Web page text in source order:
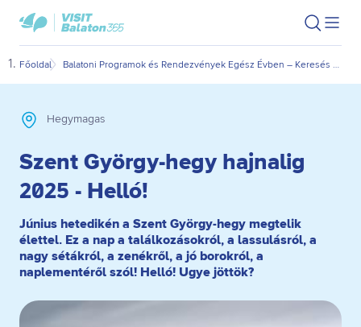
Ugrás
fő
Ugrás
oldal
VisitBalaton365
kezdőlap
Keresés
Főoldal Balatoni Programok és Rendezvények Egész Évben – Keresés Dátum és Kategória Szerint
Hegymagas
Szent György-hegy hajnalig
2025 - Helló!
Június hetedikén a Szent György-hegy megtelik
élettel. Ez a nap a találkozásokról, a lassulásról, a
nagy sétákról, a zenékről, a jó borokról, a
naplementéről szól! Helló! Ugye jöttök?